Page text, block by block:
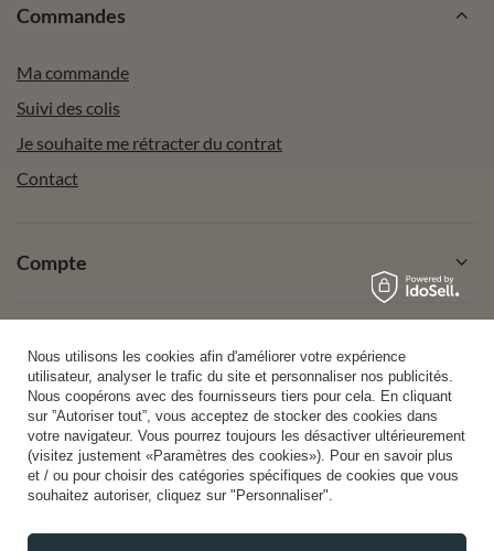
Commandes
Ma commande
Suivi des colis
Je souhaite me rétracter du contrat
Contact
Compte
Info
+49 32 2210 915 31 (allemand/anglais)
Nous utilisons les cookies afin d'améliorer votre expérience
utilisateur, analyser le trafic du site et personnaliser nos publicités.
Nous coopérons avec des fournisseurs tiers pour cela. En cliquant
sur ”Autoriser tout”, vous acceptez de stocker des cookies dans
votre navigateur. Vous pourrez toujours les désactiver ultérieurement
(visitez justement «Paramètres des cookies»). Pour en savoir plus
et / ou pour choisir des catégories spécifiques de cookies que vous
souhaitez autoriser, cliquez sur "Personnaliser".